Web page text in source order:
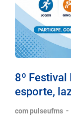
8º Festival
esporte,
com pulseufms -